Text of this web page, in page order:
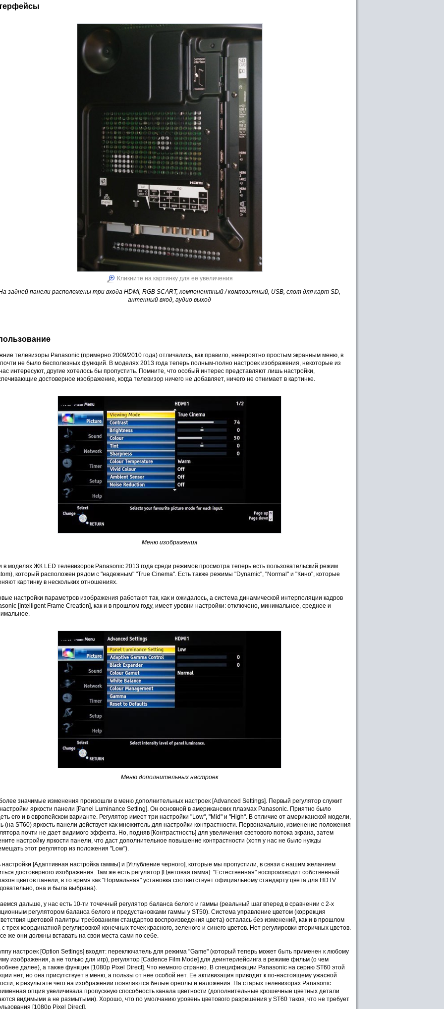
Кликните на картинку для ее увеличения
задней панели расположены три входа HDMI, RGB SCART, компонентный / композитный, USB, слот для карт SD,
антенный вход, аудио выход
телевизоры Panasonic (примерно 2009/2010 года) отличались, как правило, невероятно простым экранным меню, в
не было бесполезных функций. В моделях 2013 года теперь полным-полно настроек изображения, некоторые из
интересуют, другие хотелось бы пропустить. Помните, что особый интерес представляют лишь настройки,
достоверное изображение, когда телевизор ничего не добавляет, ничего не отнимает в картинке.
Меню изображения
в моделях ЖК LED телевизоров Panasonic 2013 года среди режимов просмотра теперь есть пользовательский режим
который расположен рядом с "надежным" "True Cinema". Есть также режимы "Dynamic", "Normal" и "Кино", которые
картинку в нескольких отношениях.
настройки параметров изображения работают так, как и ожидалось, а система динамической интерполяции кадров
[Intelligent Frame Creation], как и в прошлом году, имеет уровни настройки: отключено, минимальное, среднее и
Меню дополнительных настроек
значимые изменения произошли в меню дополнительных настроек [Advanced Settings]. Первый регулятор служит
яркости панели [Panel Luminance Setting]. Он основной в американских плазмах Panasonic. Приятно было
его и в европейском варианте. Регулятор имеет три настройки "Low", "Mid" и "High". В отличие от американской модели,
(на ST60) яркость панели действует как множитель для настройки контрастности. Первоначально, изменение положения
почти не дает видимого эффекта. Но, подняв [Контрастность] для увеличения светового потока экрана, затем
настройку яркости панели, что даст дополнительное повышение контрастности (хотя у нас не было нужды
этот регулятор из положения "Low").
настройки [Адаптивная настройка гаммы] и [Углубление черного], которые мы пропустили, в связи с нашим желанием
достоверного изображения. Там же есть регулятор [Цветовая гамма]: "Естественная" воспроизводит собственный
цветов панели, в то время как "Нормальная" установка соответствует официальному стандарту цвета для HDTV
она и была выбрана).
дальше, у нас есть 10-ти точечный регулятор баланса белого и гаммы (реальный шаг вперед в сравнении с 2-х
регулятором баланса белого и предустановками гаммы у ST50). Система управление цветом (коррекция
цветовой палитры требованиям стандартов воспроизведения цвета) осталась без изменений, как и в прошлом
с трех координатной регулировкой конечных точек красного, зеленого и синего цветов. Нет регулировки вторичных цветов.
же они должны вставать на свои места сами по себе.
настроек [Option Settings] входят: переключатель для режима "Game" (который теперь может быть применен к любому
изображения, а не только для игр), регулятор [Cadence Film Mode] для деинтерлейсинга в режиме фильм (о чем
далее), а также функция [1080p Pixel Direct]. Что немного странно. В спецификации Panasonic на серию ST60 этой
нет, но она присутствует в меню, а пользы от нее особой нет. Ее активизация приводит к по-настоящему ужасной
в результате чего на изображении появляются белые ореолы и наложения. На старых телевизорах Panasonic
опция увеличивала пропускную способность канала цветности (дополнительные крошечные цветных детали
видимыми а не размытыми). Хорошо, что по умолчанию уровень цветового разрешения у ST60 таков, что не требует
[1080p Pixel Direct].